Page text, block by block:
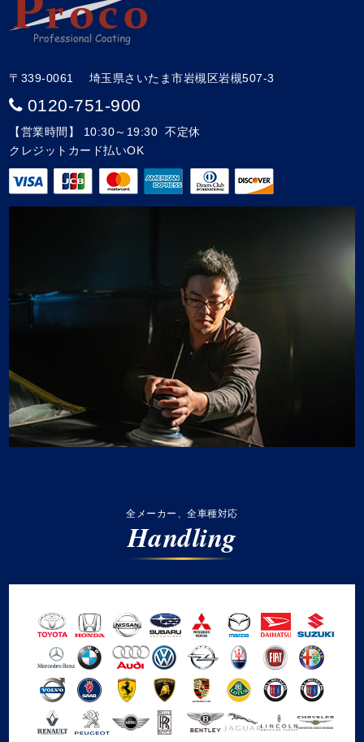
〒339-0061 埼玉県さいたま市岩槻区岩槻507-3
0120-751-900
【営業時間】 10:30～19:30 不定休
クレジットカード払いOK
全メーカー、全車種対応
Handling